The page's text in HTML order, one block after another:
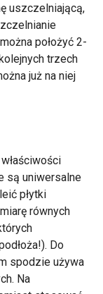
uszczelniającą,
położyć 2-
trzech
już na niej
są uniwersalne
płytki
równych
Do
spodzie używa
Na